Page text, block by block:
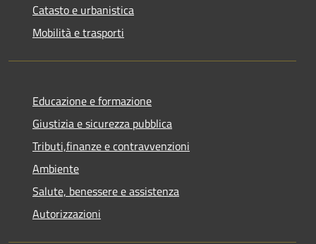
Catasto e urbanistica
Mobilità e trasporti
Educazione e formazione
Giustizia e sicurezza pubblica
Tributi,finanze e contravvenzioni
Ambiente
Salute, benessere e assistenza
Autorizzazioni